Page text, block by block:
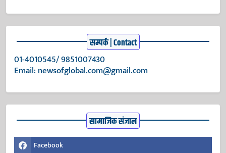
सम्पर्क | Contact
01-4010545/ 9851007430
Email: newsofglobal.com@gmail.com
सामाजिक संजाल
Facebook